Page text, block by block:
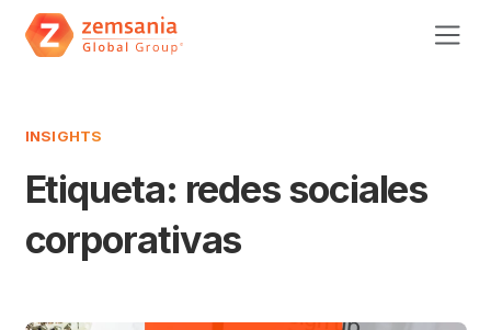
INSIGHTS
Etiqueta: redes sociales
corporativas